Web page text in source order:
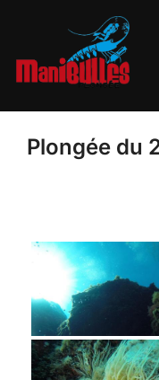
Plongée du